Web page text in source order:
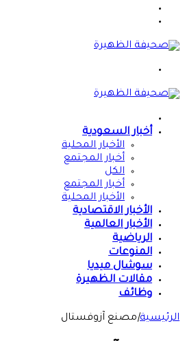
أخبار السعودية
الأخبار المحلية
أخبار المجتمع
الكل
أخبار المجتمع
الأخبار المحلية
الأخبار الاقتصادية
الأخبار العالمية
الرياضية
المنوعات
سوشال ميديا
مقالات الظهيرة
وظائف
الرئيسية|مصنع آزوفستال